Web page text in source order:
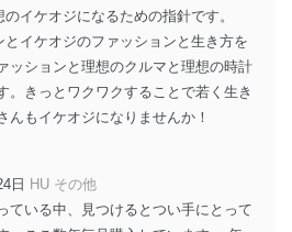
マネジメントレビューの機会を通
ネジメントシステムを継続的に改
を維持します。
及び苦情については以下までご連
させていただきます。
イケオジになるための指針です。
イケオジのファッションと生き方を
ッションと理想のクルマと理想の時計
。きっとワクワクすることで若く生き
んもイケオジになりませんか！
日 HU その他
ている中、見つけるとつい手にとって